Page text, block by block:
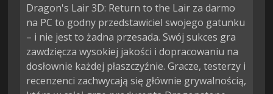
Dragon's Lair 3D: Return to the Lair za darmo
na PC to godny przedstawiciel swojego gatunku
– i nie jest to żadna przesada. Swój sukces gra
zawdzięcza wysokiej jakości i dopracowaniu na
dosłownie każdej płaszczyźnie. Gracze, testerzy i
recenzenci zachwycają się głównie grywalnością,